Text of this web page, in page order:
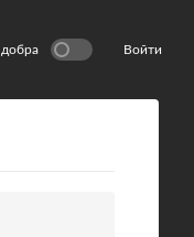
Войти